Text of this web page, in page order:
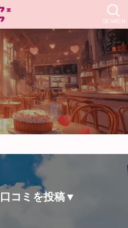
SEARCH
コミを投稿▼